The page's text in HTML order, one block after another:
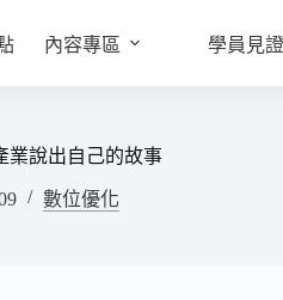
內容專區 學員見證
業說出自己的故事
數位優化